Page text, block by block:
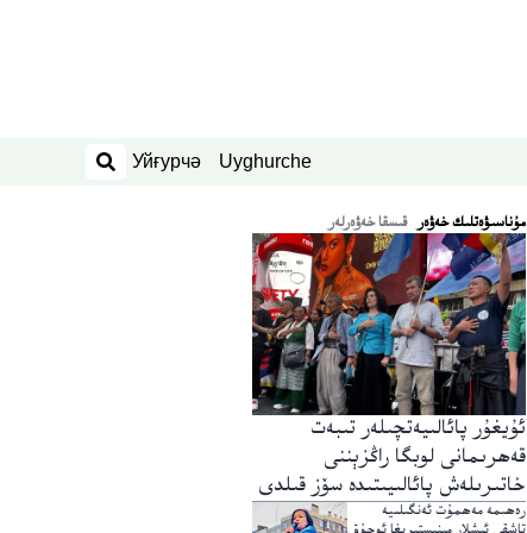
Uyghurche
Уйғурчә
ئىزدەش
ﻣﯘﻧﺎﺳﯩﯟﻩﺗﻠﯩﻚ ﺧﻪﯞﻩﺭ قىسقا خەۋەرلەر
ئۇيغۇر پائالىيەتچىلەر تىبەت
قەھرىمانى لوبگا راڭزېننى
خاتىرىلەش پائالىيىتىدە سۆز قىلدى
رەھىمە مەھمۇت ئەنگىلىيە